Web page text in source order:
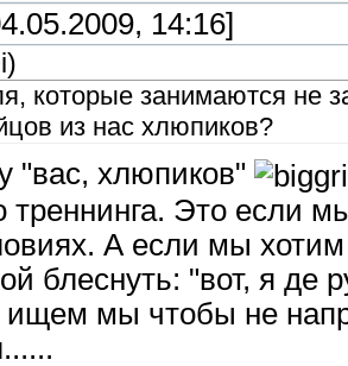
14:16]
)
которые занимаются не
из нас хлюпиков?
"вас, хлюпиков"
треннинга. Это если
А если мы
блеснуть: "вот, я
ищем мы чтобы не